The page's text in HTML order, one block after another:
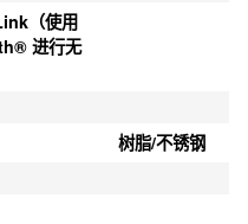
（使用
进行无
树脂/不锈钢